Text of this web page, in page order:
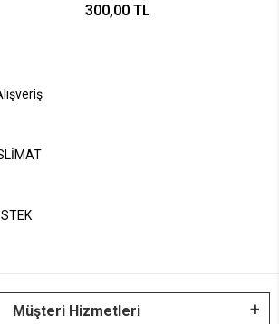
300,00 TL
Müşteri Hizmetleri